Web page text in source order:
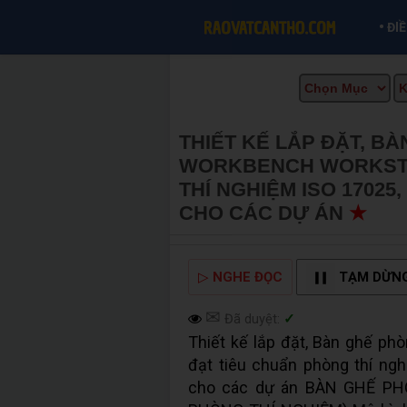
•
THIẾT KẾ LẮP ĐẶT,
WORKBENCH
THÍ NGHIỆM ISO
CHO CÁC DỰ ÁN ★
▷ NGHE ĐỌC TẠM
✉ Đã duyệt: ✓
Thiết kế lắp đặt, Bàn ghế
đạt tiêu chuẩn phòng thí
cho các dự án BÀN GHẾ